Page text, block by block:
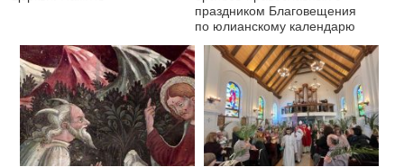
праздником Благовещения
по юлианскому календарю